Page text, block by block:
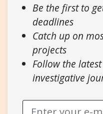
Be the first to
deadlines
Catch up on
projects
Follow the
investigative